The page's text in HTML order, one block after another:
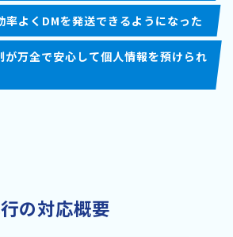
率よくDMを発送できるようになった
が万全で安心して個人情報を預けられ
の対応概要